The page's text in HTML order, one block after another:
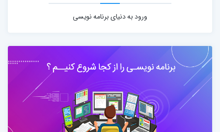
ورود به دنیای برنامه نویسی